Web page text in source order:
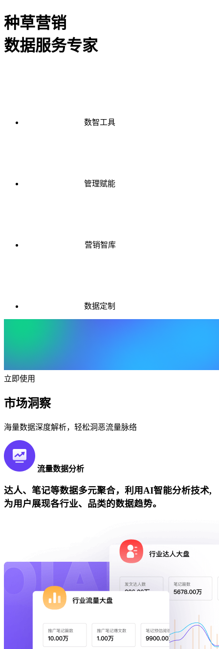
种草营销
数据服务专家
数智工具
管理赋能
营销智库
数据定制
立即使用
市场洞察
海量数据深度解析，轻松洞恶流量脉络
流量数据分析
达人、笔记等数据多元聚合，利用AI智能分析技术,
为用户展现各行业、品类的数据趋势。